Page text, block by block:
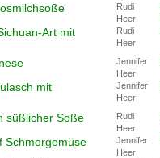
Rudi
Heer
Art mit
Rudi
Heer
Jennifer
Heer
mit
Jennifer
Heer
süßlicher Soße
Rudi
Heer
Schmorgemüse
Jennifer
Heer